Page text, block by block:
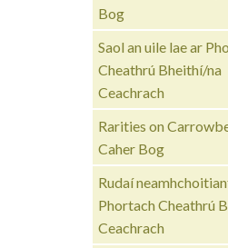
Bog
Saol an uile lae ar
Cheathrú Bheithí/na
Ceachrach
Rarities on
Caher Bog
Rudaí
Phortach Cheathrú
Ceachrach